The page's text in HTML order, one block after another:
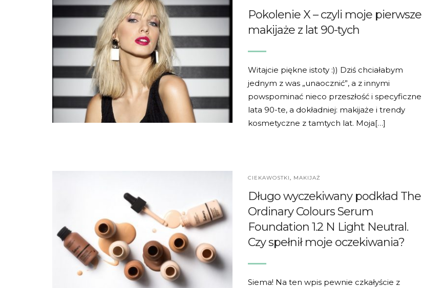
Pokolenie X – czyli moje pierwsze
makijaże z lat 90-tych
Witajcie piękne istoty :)) Dziś chciałabym
jednym z was „unaocznić”, a z innymi
powspominać nieco przeszłość i specyficzne
lata 90-te, a dokładniej: makijaże i trendy
kosmetyczne z tamtych lat. Moja[…]
CIEKAWOSTKI, MAKIJAŻ
Długo wyczekiwany podkład The
Ordinary Colours Serum
Foundation 1.2 N Light Neutral.
Czy spełnił moje oczekiwania?
Siema! Na ten wpis pewnie czkałyście z